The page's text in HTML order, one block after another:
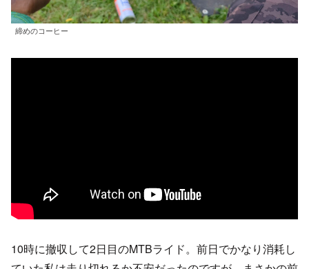
締めのコーヒー
10時に撤収して2日目のMTBライド。前日でかなり消耗し